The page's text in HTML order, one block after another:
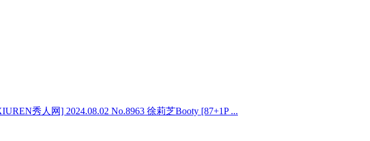
秀人网] 2024.08.02 No.8963 徐莉芝Booty [87+1P ...